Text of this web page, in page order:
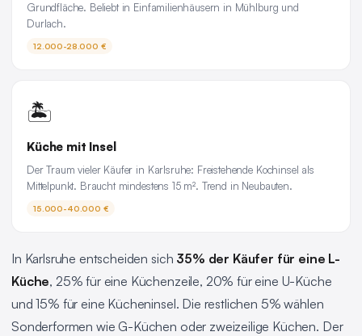
Grundfläche. Beliebt in Einfamilienhäusern in Mühlburg und
Durlach.
12.000-28.000 €
🏝️
Küche mit Insel
Der Traum vieler Käufer in Karlsruhe: Freistehende Kochinsel als
Mittelpunkt. Braucht mindestens 15 m². Trend in Neubauten.
15.000-40.000 €
In Karlsruhe entscheiden sich 35% der Käufer für eine L-
Küche, 25% für eine Küchenzeile, 20% für eine U-Küche
und 15% für eine Kücheninsel. Die restlichen 5% wählen
Sonderformen wie G-Küchen oder zweizeilige Küchen. Der